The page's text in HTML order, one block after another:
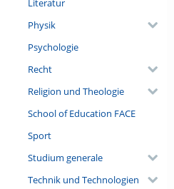
Physik
Psychologie
Recht
Religion und Theologie
School of Education FACE
Sport
Studium generale
Technik und Technologien